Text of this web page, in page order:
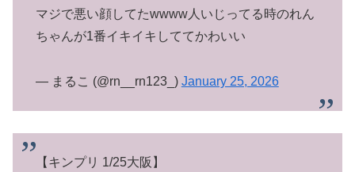
マジで悪い顔してたwwww人いじってる時のれん
ちゃんが1番イキイキしててかわいい
— まるこ (@rn__rn123_) January 25, 2026
【キンプリ 1/25大阪】